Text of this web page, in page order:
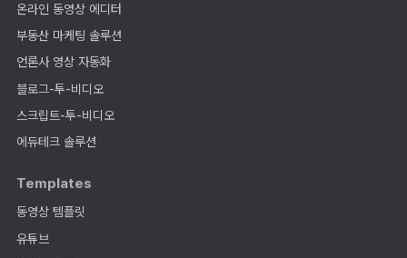
온라인 동영상 에디터
부동산 마케팅 솔루션
언론사 영상 자동화
블로그-투-비디오
스크립트-투-비디오
에듀테크 솔루션
Templates
동영상 템플릿
유튜브